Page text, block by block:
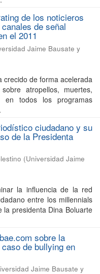
de los noticieros
de señal
el 2011
Jaime Bausate y
crecido de forma acelerada
atropellos, muertes,
en todos los programas
ciudadano y su
de la Presidenta
(Universidad Jaime
la influencia de la red
entre los millennials
presidenta Dina Boluarte
sobre la
de bullying en
Jaime Bausate y